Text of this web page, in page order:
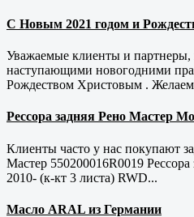
С Новым 2021 годом и
Уважаемые клиенты и партнеры,
наступающими новогодними
Рождеством Христовым .
Рессора задняя Рено Мастер
Клиенты часто у нас покупают
Мастер 550200016R0019
2010- (к-кт 3 листа) RWD...
Масло ARAL из Германии